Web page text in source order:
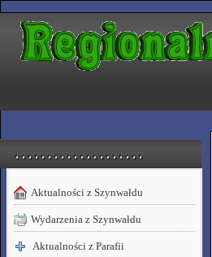
. . . . . . . . . . . . . . . . . . . .
Aktualności z Szynwałdu
Wydarzenia z Szynwałdu
Aktualności z Parafii